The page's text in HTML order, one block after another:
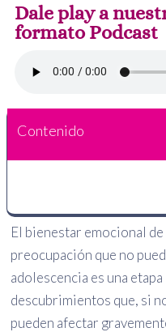
Dale play a
formato Podcast
Contenido
El bienestar emocional
preocupación que no
adolescencia es una
descubrimientos que, si
pueden afectar